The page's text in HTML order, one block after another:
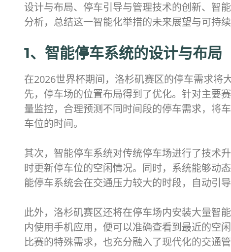
设计与布局、停车引导与管理技术的创新、智
分析，总结这一智能化举措的未来展望与可持续
1、智能停车系统的设计与布局
在2026世界杯期间，洛杉矶赛区的停车需求将
先，停车场的位置布局得到了优化。针对主要
量监控，合理预测不同时间段的停车需求，将
车位的时间。
其次，智能停车系统对传统停车场进行了技术
时更新停车位的空闲情况。同时，系统能够动
能停车系统会在交通压力较大的时段，自动引
此外，洛杉矶赛区还将在停车场内安装大量智
内使用手机应用，便可以准确查看到最近的空
比赛的特殊需求，也充分融入了现代化的交通